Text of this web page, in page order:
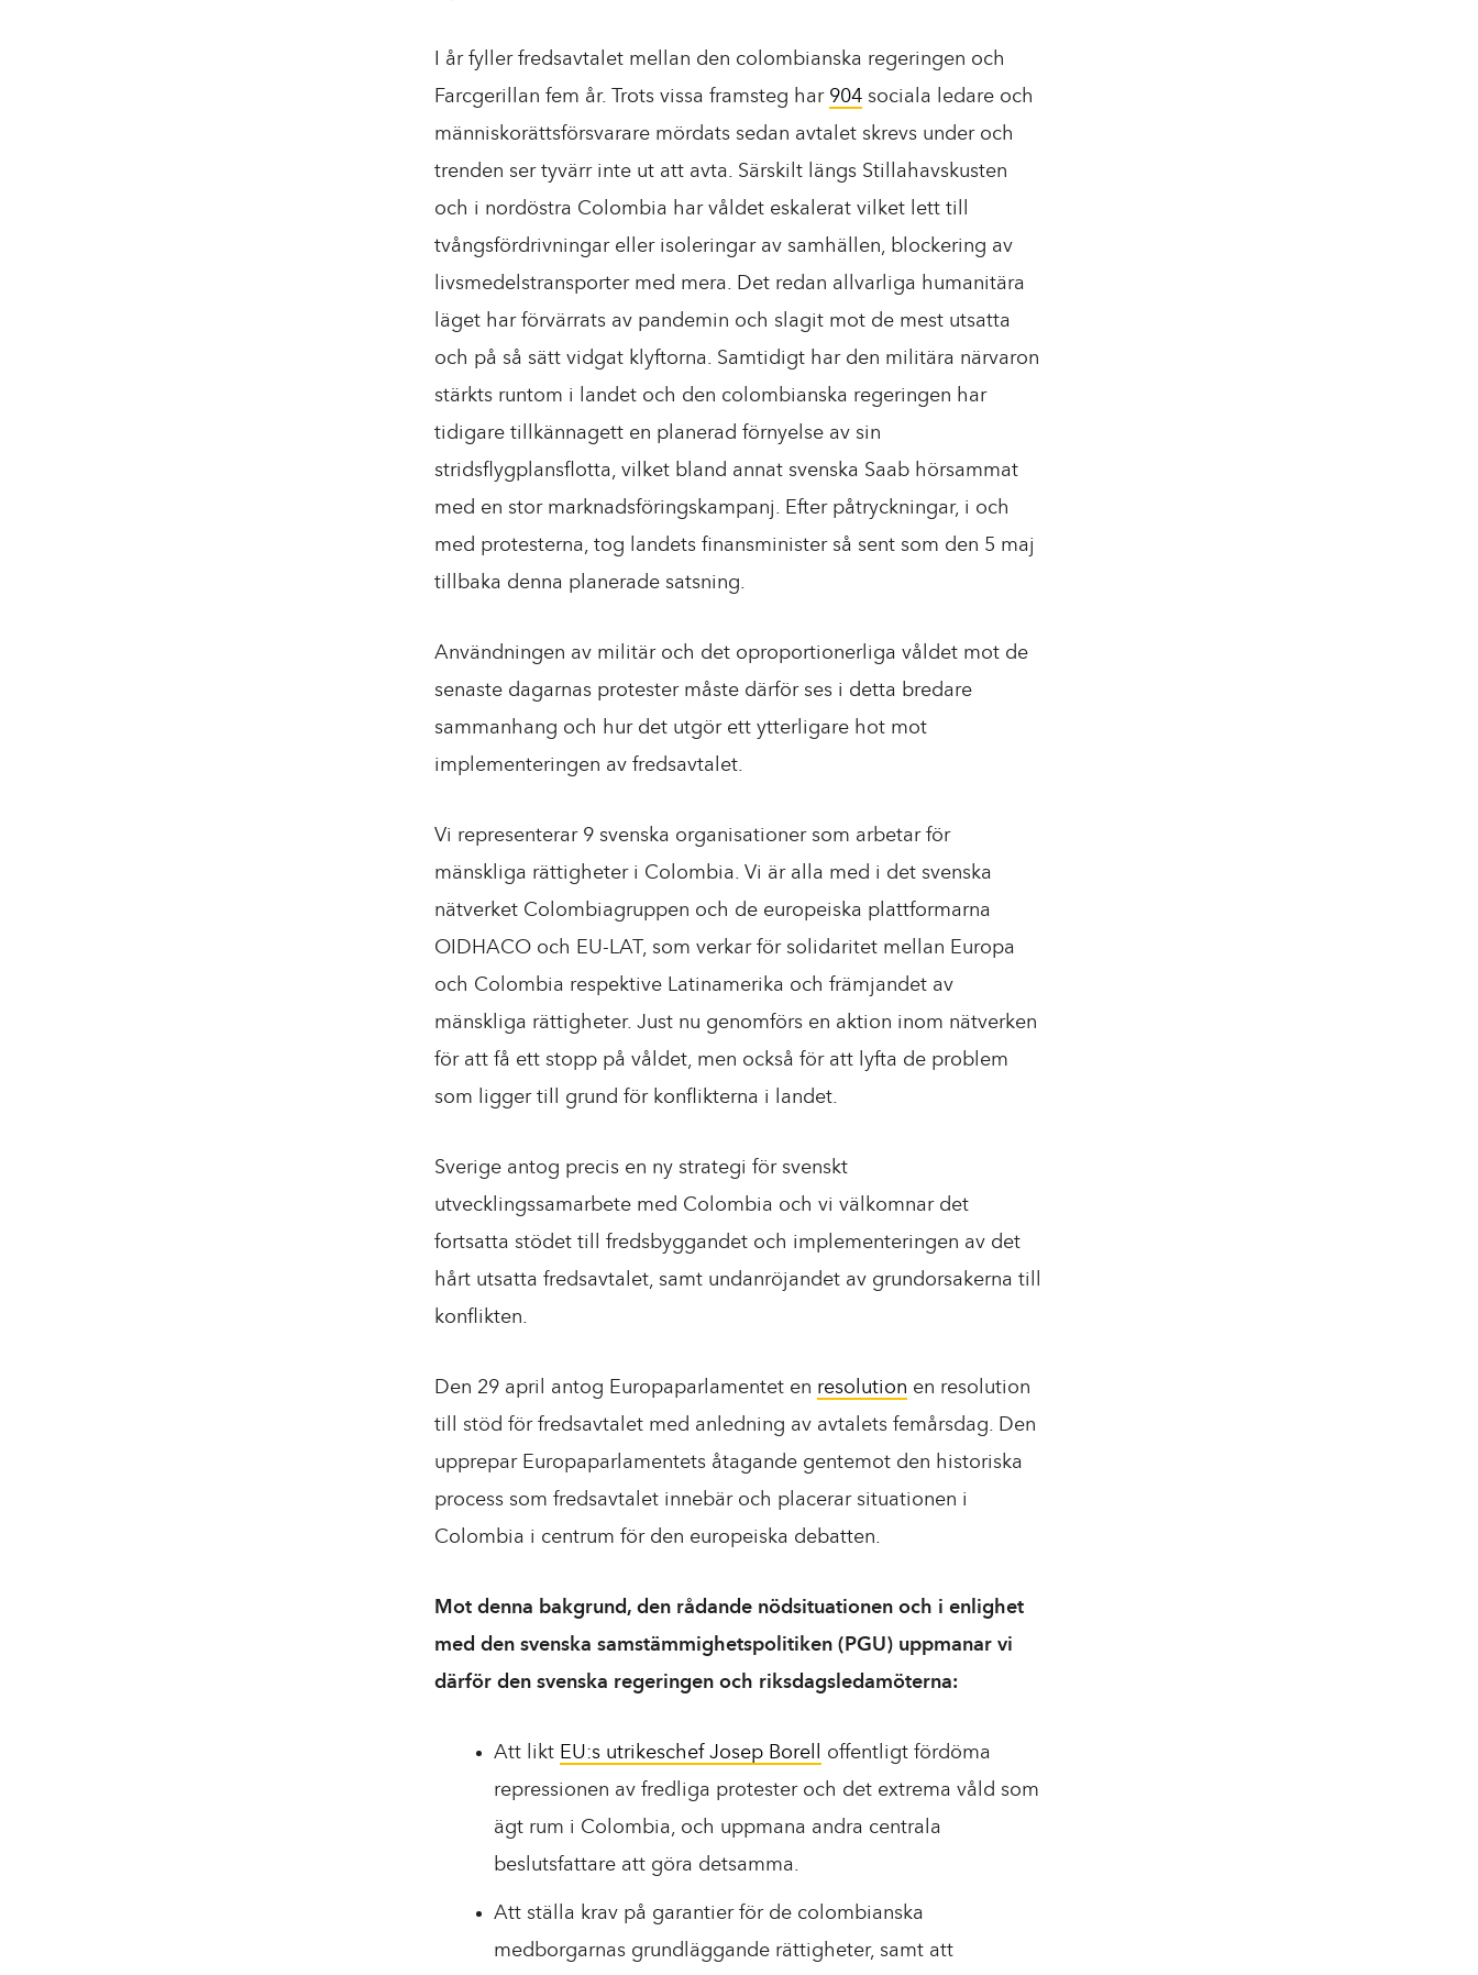
I år fyller fredsavtalet mellan den colombianska regeringen och
Farcgerillan fem år. Trots vissa framsteg har 904sociala ledare och
människorättsförsvarare mördats sedan avtalet skrevs under och
trenden ser tyvärr inte ut att avta. Särskilt längs Stillahavskusten
och i nordöstra Colombia har våldet eskalerat vilket lett till
tvångsfördrivningar eller isoleringar av samhällen, blockering av
livsmedelstransporter med mera. Det redan allvarliga humanitära
läget har förvärrats av pandemin och slagit mot de mest utsatta
och på så sätt vidgat klyftorna. Samtidigt har den militära närvaron
stärkts runtom i landet och den colombianska regeringen har
tidigare tillkännagett en planerad förnyelse av sin
stridsflygplansflotta, vilket bland annat svenska Saab hörsammat
med en stor marknadsföringskampanj. Efter påtryckningar, i och
med protesterna, tog landets finansminister så sent som den 5 maj
tillbaka denna planerade satsning.
Användningen av militär och det oproportionerliga våldet mot de
senaste dagarnas protester måste därför ses i detta bredare
sammanhang och hur det utgör ett ytterligare hot mot
implementeringen av fredsavtalet.
Vi representerar 9 svenska organisationer som arbetar för
mänskliga rättigheter i Colombia. Vi är alla med i det svenska
nätverket Colombiagruppen och de europeiska plattformarna
OIDHACO och EU-LAT, som verkar för solidaritet mellan Europa
och Colombia respektive Latinamerika och främjandet av
mänskliga rättigheter. Just nu genomförs en aktion inom nätverken
för att få ett stopp på våldet, men också för att lyfta de problem
som ligger till grund för konflikterna i landet.
Sverige antog precis en ny strategi för svenskt
utvecklingssamarbete med Colombia och vi välkomnar det
fortsatta stödet till fredsbyggandet och implementeringen av det
hårt utsatta fredsavtalet, samt undanröjandet av grundorsakerna till
konflikten.
Den 29 april antog Europaparlamentet en resolution en resolution
till stöd för fredsavtalet med anledning av avtalets femårsdag. Den
upprepar Europaparlamentets åtagande gentemot den historiska
process som fredsavtalet innebär och placerar situationen i
Colombia i centrum för den europeiska debatten.
Mot denna bakgrund, den rådande nödsituationen och i enlighet
med den svenska samstämmighetspolitiken (PGU) uppmanar vi
därför den svenska regeringen och riksdagsledamöterna:
Att likt EU:s utrikeschef Josep Borell
offentligt fördöma
repressionen av fredliga protester och det extrema våld som
ägt rum i Colombia, och uppmana andra centrala
beslutsfattare att göra detsamma.
Att ställa krav på garantier för de colombianska
medborgarnas grundläggande rättigheter, samt att